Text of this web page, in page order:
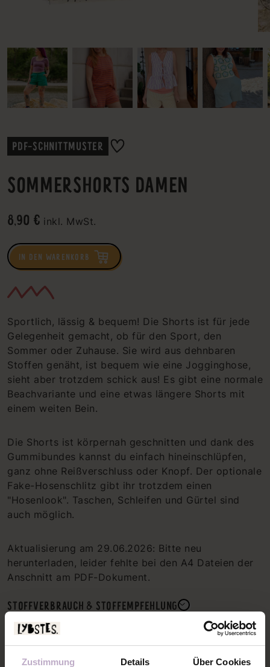
Zustimmung Details Über Cookies
PDF-SCHNITTMUSTER
SOMMERSHORTS DAMEN
8,90 € inkl. MwSt.
IN DEN WARENKORB
Sportlich, lässig & bequem! Die Shorts ist für jede
Gelegenheit gemacht, ob für den Sport, den
Sommer oder Zuhause. Sie wird aus dehnbaren
Stoffen genäht, ist bequem wie eine Jogginghose,
sieht aber trotzdem schick aus! Es gibt eine normale
Beachvariante und eine etwas längere Shorts mit
einem weiten Bein.
Die Shorts ist körpernah geschnitten und dank des
Gummibundes kannst du einfach hineinschlüpfen,
ganz ohne Reißverschluss oder Knopf. Der optionale
Fake-Hosenschlitz gibt ihr trotzdem einen
"Hosenlook". Taschen, Schleifen und Gürtel sind
auch möglich.
Aktualisierung am 29.06.2026: Bitte neu
herunterladen, leider fehlte bei den A4 Dateien der
Anschnitt am PDF-Dokument.
STOFFVERBRAUCH & STOFFEMPFEHLUNG
SCHNITTMUSTERÜBERSICHT
KONFEKTIONSGRÖSSEN & FERTIGMASSE